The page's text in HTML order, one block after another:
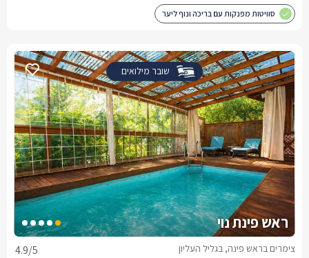
סוויטות מפנקות עם בריכה ונוף ליער
שובר מילואים
ראש פינת נוי
4.9/5 צימרים בראש פינה, בגליל העליון